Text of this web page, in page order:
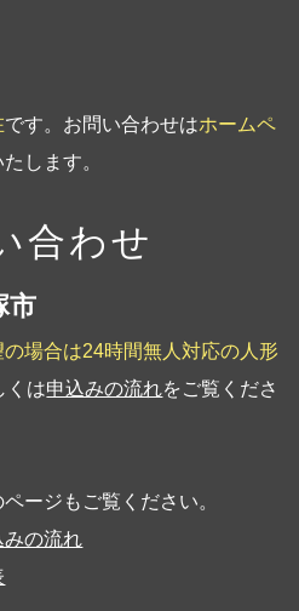
です。お問い合わせはホームペ
します。
合わせ
市
場合は24時間無人対応の人形
くは申込みの流れをご覧くださ
ージもご覧ください。
みの流れ